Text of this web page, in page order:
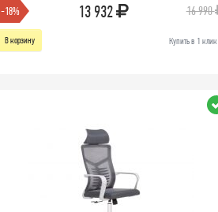
-18% 13 932 16 990
В корзину Купить в 1 клик